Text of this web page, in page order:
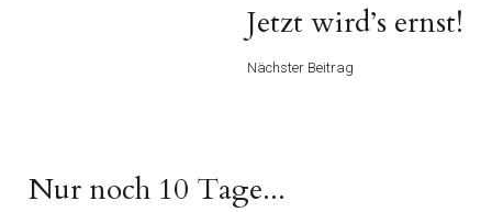
Nächster
Beitrag
Jetzt wird’s ernst!
Nächster Beitrag
Vorheriger
Nur noch 10 Tage...